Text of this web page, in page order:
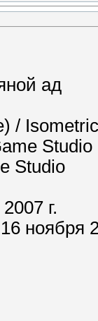
ад
/ Isometric
Studio
Studio
г.
16 ноября